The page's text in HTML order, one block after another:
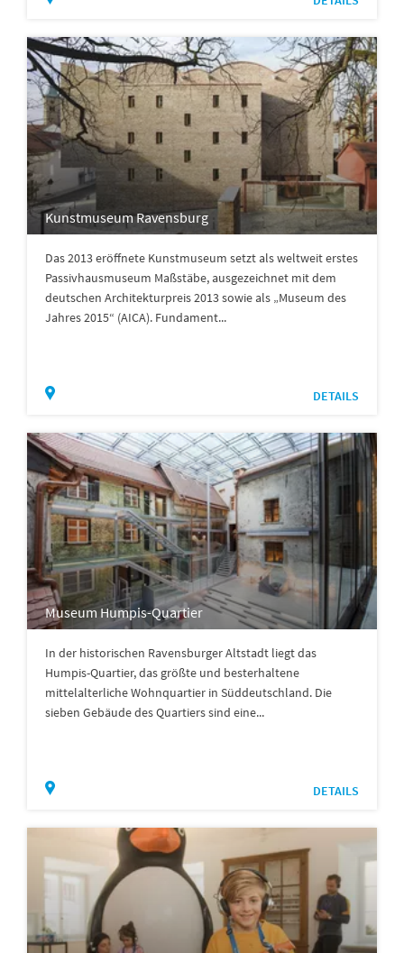
Kunstmuseum Ravensburg
Das 2013 eröffnete Kunstmuseum setzt als weltweit erstes
Passivhausmuseum Maßstäbe, ausgezeichnet mit dem
deutschen Architekturpreis 2013 sowie als „Museum des
Jahres 2015“ (AICA). Fundament...
DETAILS
Museum Humpis-Quartier
In der historischen Ravensburger Altstadt liegt das
Humpis-Quartier, das größte und besterhaltene
mittelalterliche Wohnquartier in Süddeutschland. Die
sieben Gebäude des Quartiers sind eine...
DETAILS